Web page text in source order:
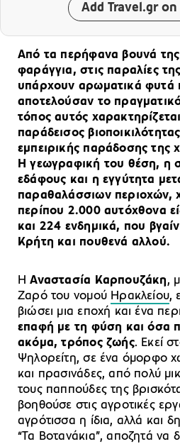
Add Travel.gr on
Από τα περήφανα βουνά της
φαράγγια, στις παραλίες
υπάρχουν αρωματικά φυτά
αποτελούσαν το
τόπος αυτός
παράδεισος
εμπειρικής παράδοσης της
Η γεωγραφική του θέση, η
εδάφους και η εγγύτητα
παραθαλάσσιων περιοχών,
περίπου 2.000 αυτόχθονα
και 224 ενδημικά, που
Κρήτη και πουθενά αλλού.
ΗΑναστασία Καρπουζάκη,
Ζαρό του νομού Ηρακλείου,
βιώσει μια εποχή και ένα
επαφή με τη φύση και όσα
ακόμα, τρόπος ζωής. Εκεί
Ψηλορείτη, σε ένα όμορφο
και πρασινάδες, από πολύ
τους παππούδες της
βοηθούσε στις αγροτικές
αγρότισσα η ίδια, αλλά και
“Τα Βοτανάκια”, αποζητά να